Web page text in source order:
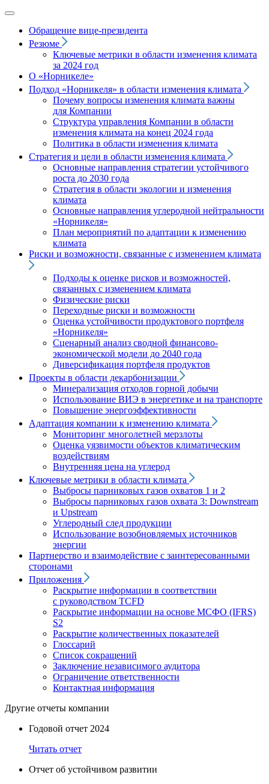
Обращение вице‑президента
Резюме
Ключевые метрики в области изменения климата
за 2024 год
О «Норникеле»
Подход «Норникеля» в области изменения климата
Почему вопросы изменения климата важны
для Компании
Структура управления Компании в области
изменения климата на конец 2024 года
Политика в области изменения климата
Стратегия и цели в области изменения климата
Основные направления стратегии устойчивого
роста до 2030 года
Стратегия в области экологии и изменения
климата
Основные направления углеродной нейтральности
«Норникеля»
План мероприятий по адаптации к изменению
климата
Риски и возможности, связанные с изменением климата
Подходы к оценке рисков и возможностей,
связанных с изменением климата
Физические риски
Переходные риски и возможности
Оценка устойчивости продуктового портфеля
«Норникеля»
Сценарный анализ сводной финансово-
экономической модели до 2040 года
Диверсификация портфеля продуктов
Проекты в области декарбонизации
Минерализация отходов горной добычи
Использование ВИЭ в энергетике и на транспорте
Повышение энергоэффективности
Адаптация компании к изменению климата
Мониторинг многолетней мерзлоты
Оценка уязвимости объектов климатическим
воздействиям
Внутренняя цена на углерод
Ключевые метрики в области климата
Выбросы парниковых газов охватов 1 и 2
Выбросы парниковых газов охвата 3: Downstream
и Upstream
Углеродный след продукции
Использование возобновляемых источников
энергии
Партнерство и взаимодействие с заинтересованными
сторонами
Приложения
Раскрытие информации в соответствии
с руководством TCFD
Раскрытие информации на основе МСФО (IFRS)
S2
Раскрытие количественных показателей
Глоссарий
Список сокращений
Заключение независимого аудитора
Ограничение ответственности
Контактная информация
Другие отчеты компании
Годовой отчет 2024
Читать отчет
Отчет об устойчивом развитии